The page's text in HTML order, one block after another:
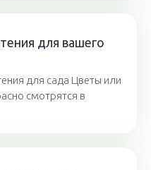
для вашего
для сада Цветы или
смотрятся в